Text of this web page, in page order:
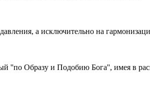
а исключительно на
''по Образу и Подобию Бога'', имея в